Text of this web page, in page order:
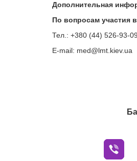
Дополнительная
По вопросам участия
Тел.: +380 (44) 526-93-
E-mail: med@lmt.kiev.ua